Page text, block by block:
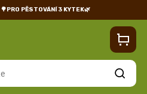
🌳PRO PĚSTOVÁNÍ 3 KYTEK🌿
Vrátenie/reklamácia
Hľadať